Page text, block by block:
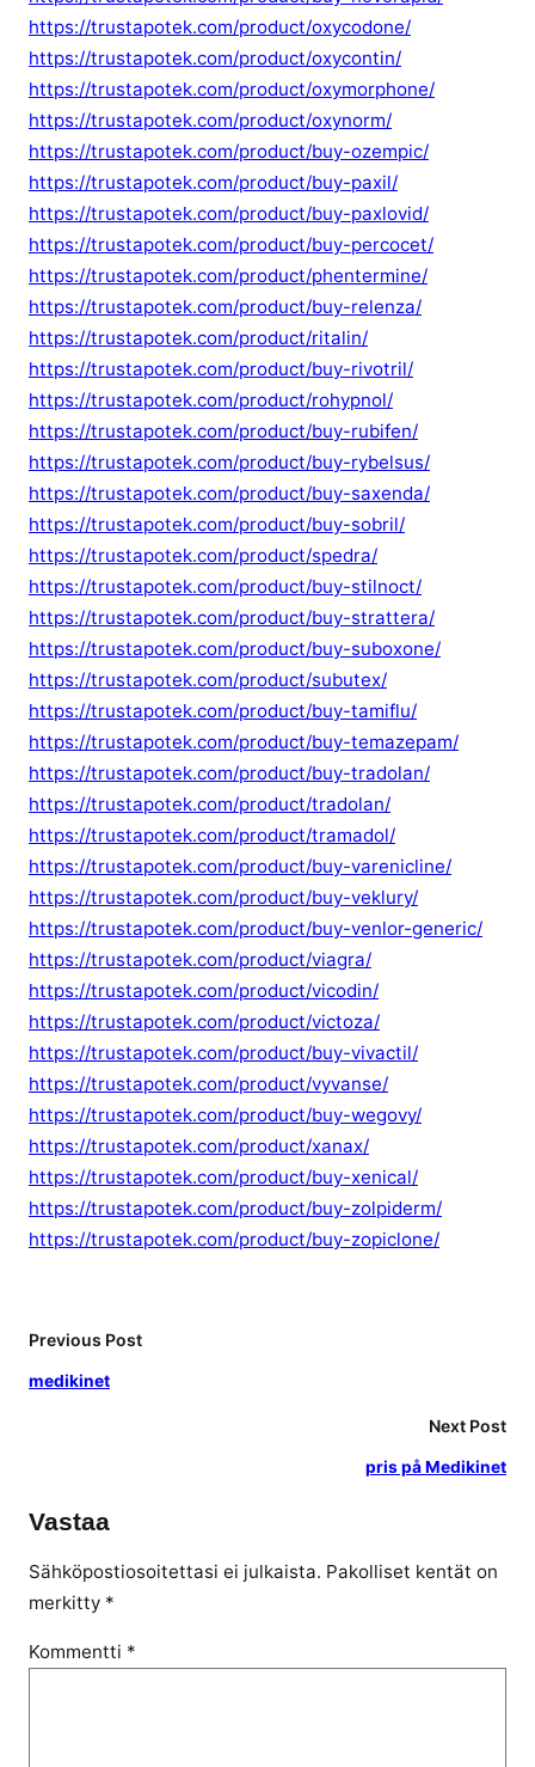
https://trustapotek.com/product/oxycodone/
https://trustapotek.com/product/oxycontin/
https://trustapotek.com/product/oxymorphone/
https://trustapotek.com/product/oxynorm/
https://trustapotek.com/product/buy-ozempic/
https://trustapotek.com/product/buy-paxil/
https://trustapotek.com/product/buy-paxlovid/
https://trustapotek.com/product/buy-percocet/
https://trustapotek.com/product/phentermine/
https://trustapotek.com/product/buy-relenza/
https://trustapotek.com/product/ritalin/
https://trustapotek.com/product/buy-rivotril/
https://trustapotek.com/product/rohypnol/
https://trustapotek.com/product/buy-rubifen/
https://trustapotek.com/product/buy-rybelsus/
https://trustapotek.com/product/buy-saxenda/
https://trustapotek.com/product/buy-sobril/
https://trustapotek.com/product/spedra/
https://trustapotek.com/product/buy-stilnoct/
https://trustapotek.com/product/buy-strattera/
https://trustapotek.com/product/buy-suboxone/
https://trustapotek.com/product/subutex/
https://trustapotek.com/product/buy-tamiflu/
https://trustapotek.com/product/buy-temazepam/
https://trustapotek.com/product/buy-tradolan/
https://trustapotek.com/product/tradolan/
https://trustapotek.com/product/tramadol/
https://trustapotek.com/product/buy-varenicline/
https://trustapotek.com/product/buy-veklury/
https://trustapotek.com/product/buy-venlor-generic/
https://trustapotek.com/product/viagra/
https://trustapotek.com/product/vicodin/
https://trustapotek.com/product/victoza/
https://trustapotek.com/product/buy-vivactil/
https://trustapotek.com/product/vyvanse/
https://trustapotek.com/product/buy-wegovy/
https://trustapotek.com/product/xanax/
https://trustapotek.com/product/buy-xenical/
https://trustapotek.com/product/buy-zolpiderm/
https://trustapotek.com/product/buy-zopiclone/
Previous Post
medikinet
Next Post
pris på Medikinet
Vastaa
Sähköpostiosoitettasi ei julkaista. Pakolliset kentät on
merkitty *
Kommentti *